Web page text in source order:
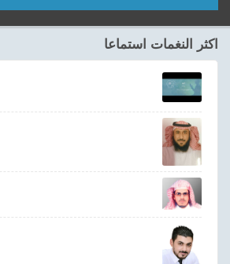
مؤديين
شعر
اناشيد
ادعية
احدث الفيديوهات
ترفيهي
اكثر النغمات استماعا